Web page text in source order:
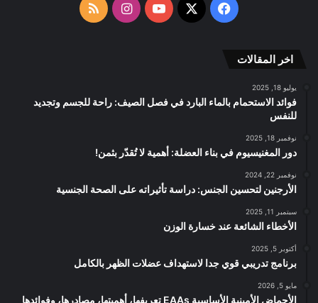
الموقع
فيسبوك
‫X
‫YouTubeانستقرامملخص
اخر المقالات
يوليو 18, 2025
فوائد الاستحمام بالماء البارد في فصل الصيف: راحة للجسم وتجديد
للنفس
نوفمبر 18, 2025
دور المغنيسيوم في بناء العضلة: أهمية لا تُقدّر بثمن!
نوفمبر 22, 2024
الأرجنين لتحسين الجنس: دراسة تأثيراته على الصحة الجنسية
سبتمبر 11, 2025
الأخطاء الشائعة عند خسارة الوزن
أكتوبر 5, 2025
برنامج تدريبي قوي جدا لاستهداف عضلات الظهر بالكامل
مايو 5, 2026
الأحماض الأمينية الأساسية EAAs تعريفها، أهميتها، مصادرها، وفوائدها